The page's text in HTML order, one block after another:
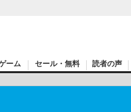
ーム セール・無料 読者の声